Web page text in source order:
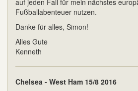
auf jeden Fall für mein nächstes
Fußballabenteuer nutzen.
Danke für alles, Simon!
Alles Gute
Kenneth
Chelsea - West Ham 15/8 2016